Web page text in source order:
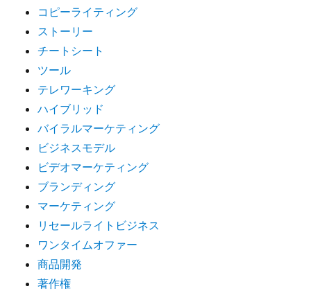
コピーライティング
ストーリー
チートシート
ツール
テレワーキング
ハイブリッド
バイラルマーケティング
ビジネスモデル
ビデオマーケティング
ブランディング
マーケティング
リセールライトビジネス
ワンタイムオファー
商品開発
著作権